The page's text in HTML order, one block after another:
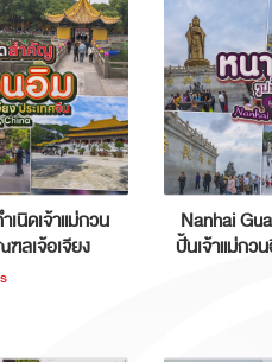
นิดเจ้าแม่กวน
ฑลเจ้อเจียง
Nanhai
ปั้นเจ้าแม่กว